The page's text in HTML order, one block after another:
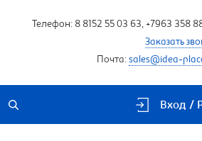
Телефон: 8 8152 55 03 63, +7963 358
Заказать
Почта: sales@idea-
Вход /